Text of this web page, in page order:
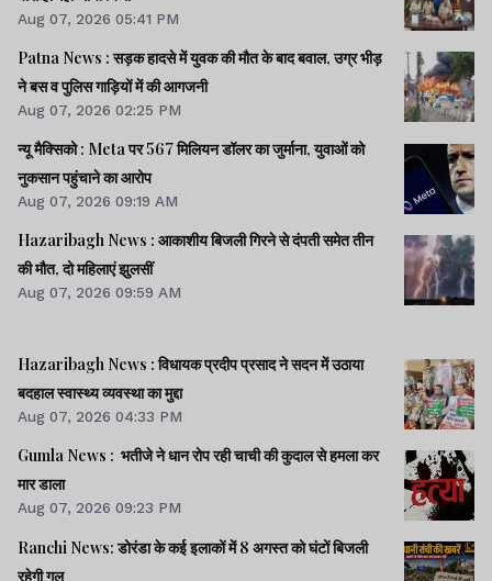
Aug 07, 2026 05:41 PM
Patna News : सड़क हादसे में युवक की मौत के बाद बवाल, उग्र भीड़
ने बस व पुलिस गाड़ियों में की आगजनी
Aug 07, 2026 02:25 PM
न्यू मैक्सिको : Meta पर 567 मिलियन डॉलर का जुर्माना, युवाओं को
नुकसान पहुंचाने का आरोप
Aug 07, 2026 09:19 AM
Hazaribagh News : आकाशीय बिजली गिरने से दंपती समेत तीन
की मौत, दो महिलाएं झुलसीं
Aug 07, 2026 09:59 AM
Hazaribagh News : विधायक प्रदीप प्रसाद ने सदन में उठाया
बदहाल स्वास्थ्य व्यवस्था का मुद्दा
Aug 07, 2026 04:33 PM
Gumla News : भतीजे ने धान रोप रही चाची की कुदाल से हमला कर
मार डाला
Aug 07, 2026 09:23 PM
Ranchi News: डोरंडा के कई इलाकों में 8 अगस्त को घंटों बिजली
रहेगी गुल